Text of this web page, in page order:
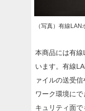
（写真）有線LAN
本商品には有
います。有線
ァイルの送受
ワーク環境に
キュリティ面